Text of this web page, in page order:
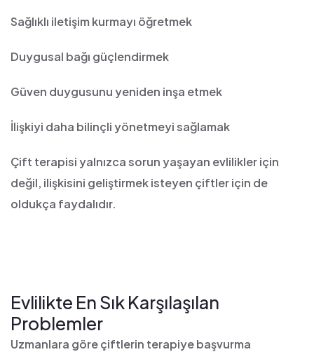
Sağlıklı iletişim kurmayı öğretmek
Duygusal bağı güçlendirmek
Güven duygusunu yeniden inşa etmek
İlişkiyi daha bilinçli yönetmeyi sağlamak
Çift terapisi yalnızca sorun yaşayan evlilikler için
değil, ilişkisini geliştirmek isteyen çiftler için de
oldukça faydalıdır.
Evlilikte En Sık Karşılaşılan
Problemler
Uzmanlara göre çiftlerin terapiye başvurma